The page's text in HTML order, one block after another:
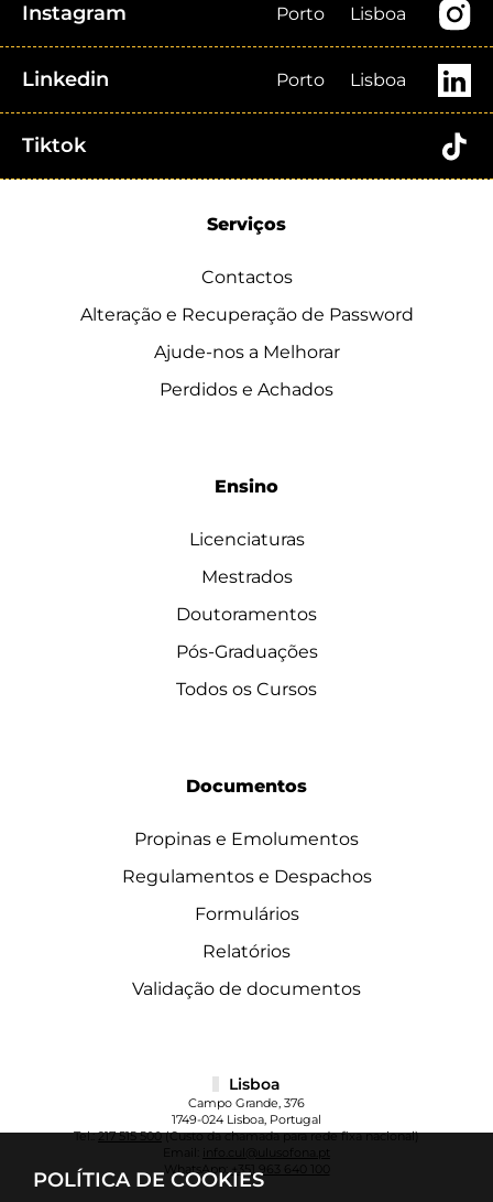
POLÍTICA DE COOKIES
Instagram Porto Lisboa
Linkedin Porto Lisboa
Tiktok
Serviços
Contactos
Alteração e Recuperação de Password
Ajude-nos a Melhorar
Perdidos e Achados
Ensino
Licenciaturas
Mestrados
Doutoramentos
Pós-Graduações
Todos os Cursos
Documentos
Propinas e Emolumentos
Regulamentos e Despachos
Formulários
Relatórios
Validação de documentos
Lisboa
Campo Grande, 376
1749-024 Lisboa, Portugal
Tel.:217 515 500(Custo da chamada para rede fixa nacional)
info.cul@ulusofona.pt
WhatsApp:+351 963 640 100